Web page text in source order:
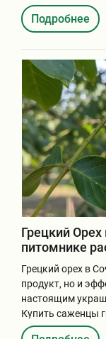
Сочи...
Подробнее
Грецкий
питомнике
Грецкий орех в
продукт, но и
настоящим
Купить саженцы
кот...